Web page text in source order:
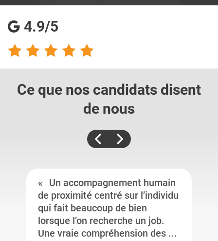
4.9/5
Ce que nos candidats disent
de nous
Un accompagnement humain
de proximité centré sur l’individu
qui fait beaucoup de bien
lorsque l’on recherche un job.
Une vraie compréhension des ...